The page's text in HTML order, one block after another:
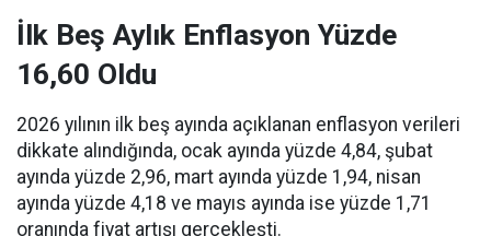
İlk Beş Aylık Enflasyon Yüzde
16,60 Oldu
2026 yılının ilk beş ayında açıklanan enflasyon verileri
dikkate alındığında, ocak ayında yüzde 4,84, şubat
ayında yüzde 2,96, mart ayında yüzde 1,94, nisan
ayında yüzde 4,18 ve mayıs ayında ise yüzde 1,71
oranında fiyat artışı gerçekleşti.